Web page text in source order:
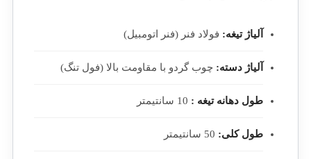
آلیاژ تیغه: فولاد فنر (فنر اتومبیل)
آلیاژ دسته: چوب گردو با مقاومت بالا (فول تنگ)
طول دهانه تیغه :
طول کلی: 50 سانتیمتر